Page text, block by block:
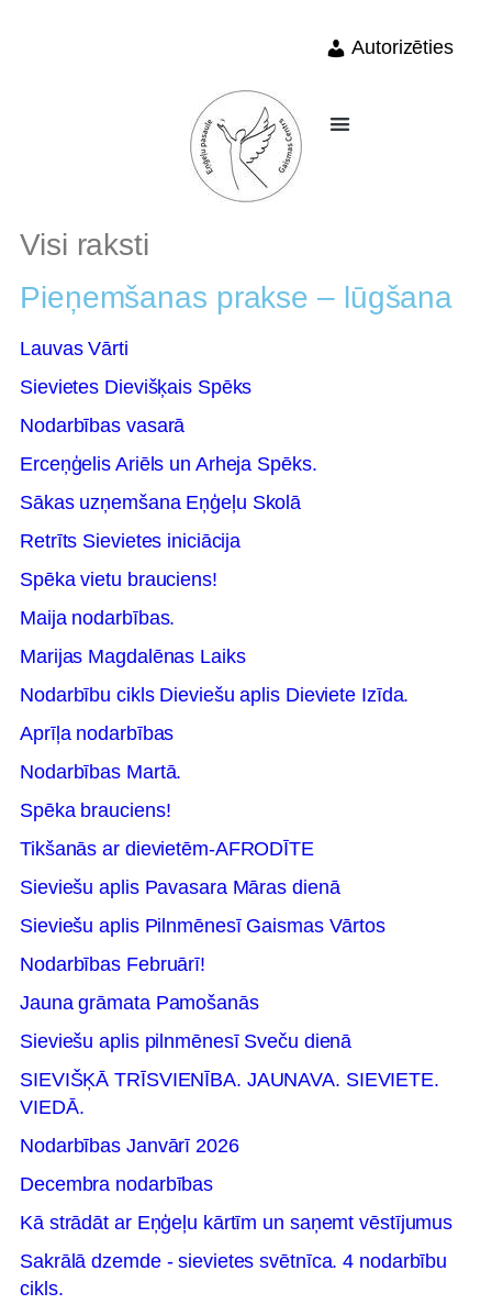
Autorizēties
Visi raksti
Pieņemšanas prakse – lūgšana
Lauvas Vārti
Sievietes Dievišķais Spēks
Nodarbības vasarā
Erceņģelis Ariēls un Arheja Spēks.
Sākas uzņemšana Eņģeļu Skolā
Retrīts Sievietes iniciācija
Spēka vietu brauciens!
Maija nodarbības.
Marijas Magdalēnas Laiks
Nodarbību cikls Dieviešu aplis Dieviete Izīda.
Aprīļa nodarbības
Nodarbības Martā.
Spēka brauciens!
Tikšanās ar dievietēm-AFRODĪTE
Sieviešu aplis Pavasara Māras dienā
Sieviešu aplis Pilnmēnesī Gaismas Vārtos
Nodarbības Februārī!
Jauna grāmata Pamošanās
Sieviešu aplis pilnmēnesī Sveču dienā
SIEVIŠĶĀ TRĪSVIENĪBA. JAUNAVA. SIEVIETE.
VIEDĀ.
Nodarbības Janvārī 2026
Decembra nodarbības
Kā strādāt ar Eņģeļu kārtīm un saņemt vēstījumus
Sakrālā dzemde - sievietes svētnīca. 4 nodarbību
cikls.